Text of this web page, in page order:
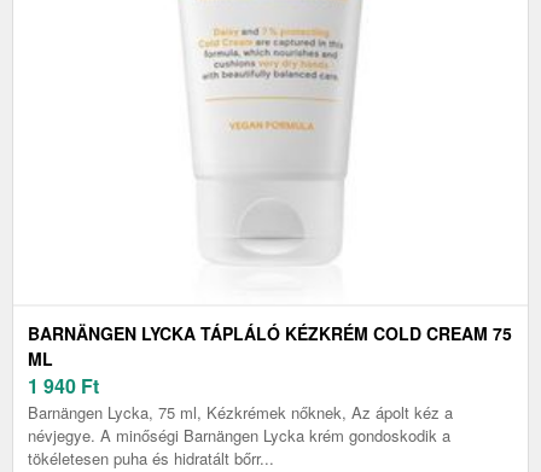
BARNÄNGEN LYCKA TÁPLÁLÓ KÉZKRÉM COLD CREAM 75
ML
1 940 Ft
Barnängen Lycka, 75 ml, Kézkrémek nőknek, Az ápolt kéz a
névjegye. A minőségi Barnängen Lycka krém gondoskodik a
tökéletesen puha és hidratált bőrr...